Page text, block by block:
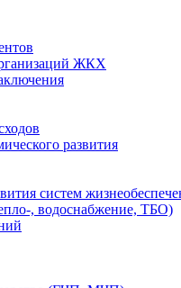
ЖКХ
развития
систем
, водоснабжение, ТБО)